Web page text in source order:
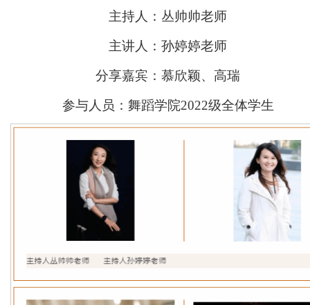
主持人：丛帅帅老师
主讲人：孙婷婷老师
分享嘉宾：慕欣颖、高瑞
参与人员：舞蹈学院2022级全体学生